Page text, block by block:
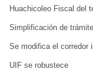
Huachicoleo Fiscal del
Simplificación de
Se modifica el
UIF se robustece